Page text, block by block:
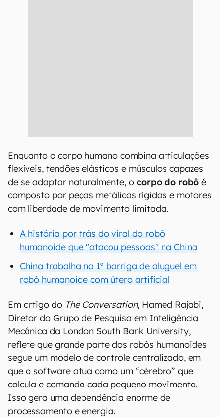
Enquanto o corpo humano combina articulações
flexíveis, tendões elásticos e músculos capazes
de se adaptar naturalmente, o corpo do robô é
composto por peças metálicas rígidas e motores
com liberdade de movimento limitada.
A história por trás do viral do robô
humanoide que "atacou pessoas" na China
China trabalha na 1ª barriga de aluguel em
robô humanoide com útero artificial
Em artigo do The Conversation, Hamed Rajabi,
Diretor do Grupo de Pesquisa em Inteligência
Mecânica da London South Bank University,
reflete que grande parte dos robôs humanoides
segue um modelo de controle centralizado, em
que o software atua como um “cérebro” que
calcula e comanda cada pequeno movimento.
Isso gera uma dependência enorme de
processamento e energia.